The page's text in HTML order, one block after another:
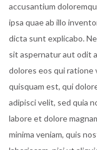
accusantium
ipsa quae ab illo
dicta sunt explicabo.
sit aspernatur aut odit
dolores eos qui
quisquam est, qui
adipisci velit, sed quia
labore et dolore
minima veniam, quis